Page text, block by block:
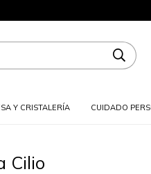
Y CRISTALERÍA CUIDADO
Cilio